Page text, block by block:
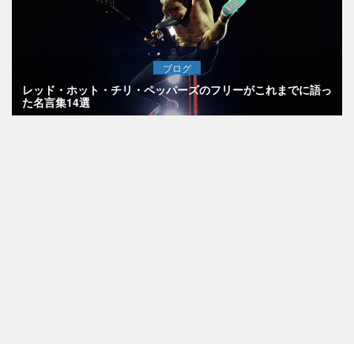
ブログ
レッド・ホット・チリ・ペッパーズのフリーがこれまでに語っ
た名言集14選